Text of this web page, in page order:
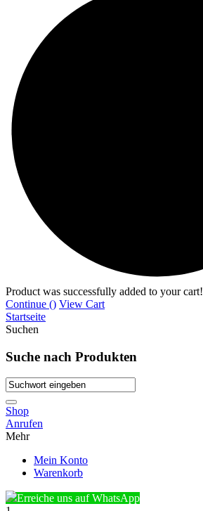
Product was successfully added to your cart!
Continue () View Cart
Startseite
Suchen
Suche nach Produkten
Shop
Anrufen
Mehr
Mein Konto
Warenkorb
Erreiche uns auf WhatsApp